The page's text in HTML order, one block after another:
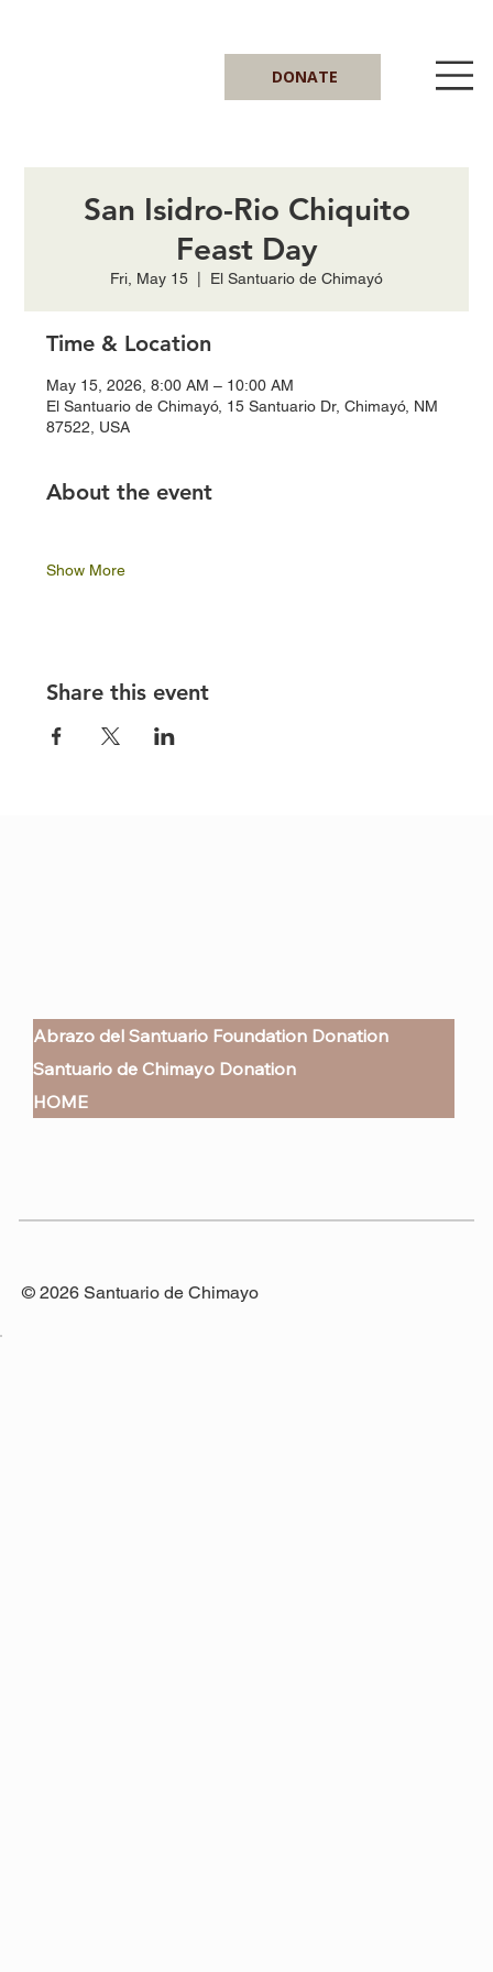
DONATE
San Isidro-Rio Chiquito
Feast Day
Fri, May 15 El Santuario de Chimayó
Time & Location
May 15, 2026, 8:00 AM – 10:00 AM
El Santuario de Chimayó, 15 Santuario Dr, Chimayó, NM
87522, USA
About the event
Show More
Share this event
Abrazo del Santuario Foundation Donation
Santuario de Chimayo Donation
HOME
© 2026 Santuario de Chimayo